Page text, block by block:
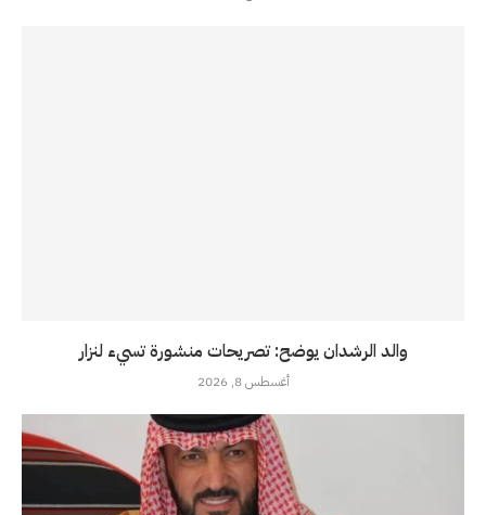
والد الرشدان يوضح: تصريحات منشورة تسيء لنزار
أغسطس 8, 2026